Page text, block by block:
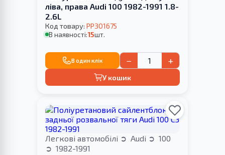
ліва, права Audi 100 1982-1991 1.8-
2.6L
Код товару: PP301675
В наявності:15шт.
В один клік − +
У кошик
Легкові автомобілі Audi
100
1982-1991